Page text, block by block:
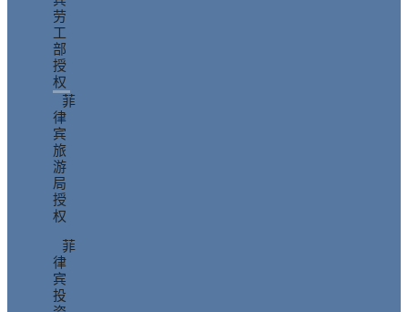
劳
工
部
授
权
菲
律
宾
旅
游
局
授
权
菲
律
宾
投